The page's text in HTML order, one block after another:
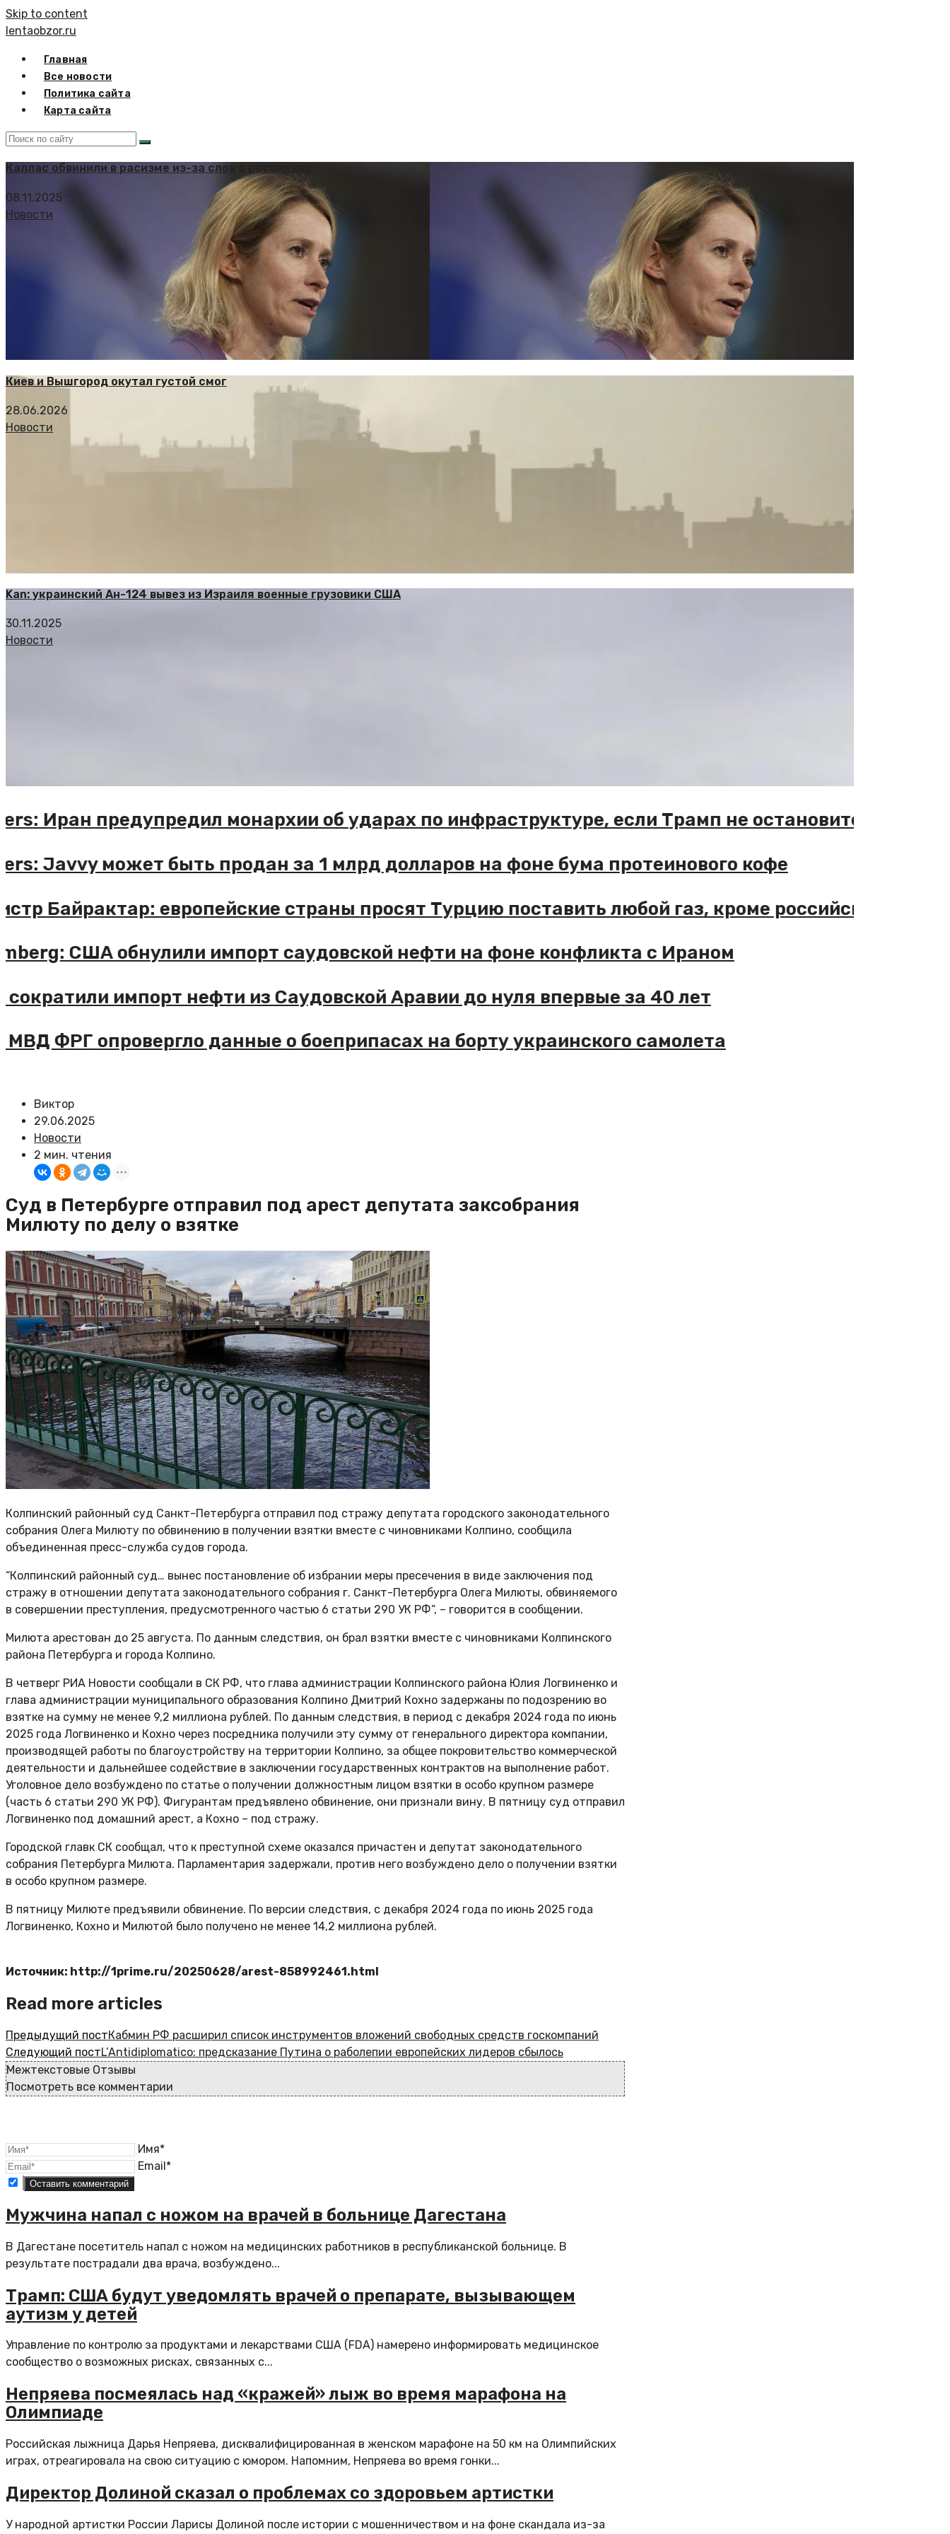
Skip to content
lentaobzor.ru
Главная
Все новости
Политика сайта
Карта сайта
Каллас обвинили в расизме из-за слов о россиянах
08.11.2025
Новости
Киев и Вышгород окутал густой смог
28.06.2026
Новости
Kan: украинский Ан-124 вывез из Израиля военные грузовики США
30.11.2025
Новости
Иран предупредил монархии об ударах по инфраструктуре, если Трамп не остановится
Javvy может быть продан за 1 млрд долларов на фоне бума протеинового кофе
Байрактар: европейские страны просят Турцию поставить любой газ, кроме российского
США обнулили импорт саудовской нефти на фоне конфликта с Ираном
сократили импорт нефти из Саудовской Аравии до нуля впервые за 40 лет
МВД ФРГ опровергло данные о боеприпасах на борту украинского самолета
Виктор
29.06.2025
Новости
2 мин. чтения
Суд в Петербурге отправил под арест депутата заксобрания
Милюту по делу о взятке
Колпинский районный суд Санкт-Петербурга отправил под стражу депутата городского законодательного
собрания Олега Милюту по обвинению в получении взятки вместе с чиновниками Колпино, сообщила
объединенная пресс-служба судов города.
“Колпинский районный суд… вынес постановление об избрании меры пресечения в виде заключения под
стражу в отношении депутата законодательного собрания г. Санкт-Петербурга Олега Милюты, обвиняемого
в совершении преступления, предусмотренного частью 6 статьи 290 УК РФ”, – говорится в сообщении.
Милюта арестован до 25 августа. По данным следствия, он брал взятки вместе с чиновниками Колпинского
района Петербурга и города Колпино.
В четверг РИА Новости сообщали в СК РФ, что глава администрации Колпинского района Юлия Логвиненко и
глава администрации муниципального образования Колпино Дмитрий Кохно задержаны по подозрению во
взятке на сумму не менее 9,2 миллиона рублей. По данным следствия, в период с декабря 2024 года по июнь
2025 года Логвиненко и Кохно через посредника получили эту сумму от генерального директора компании,
производящей работы по благоустройству на территории Колпино, за общее покровительство коммерческой
деятельности и дальнейшее содействие в заключении государственных контрактов на выполнение работ.
Уголовное дело возбуждено по статье о получении должностным лицом взятки в особо крупном размере
(часть 6 статьи 290 УК РФ). Фигурантам предъявлено обвинение, они признали вину. В пятницу суд отправил
Логвиненко под домашний арест, а Кохно – под стражу.
Городской главк СК сообщал, что к преступной схеме оказался причастен и депутат законодательного
собрания Петербурга Милюта. Парламентария задержали, против него возбуждено дело о получении взятки
в особо крупном размере.
В пятницу Милюте предъявили обвинение. По версии следствия, с декабря 2024 года по июнь 2025 года
Логвиненко, Кохно и Милютой было получено не менее 14,2 миллиона рублей.
Источник: http://1prime.ru/20250628/arest-858992461.html
Read more articles
Предыдущий постКабмин РФ расширил список инструментов вложений свободных средств госкомпаний
Следующий постL’Antidiplomatico: предсказание Путина о раболепии европейских лидеров сбылось
Межтекстовые Отзывы
Посмотреть все комментарии
Имя*
Email*
Мужчина напал с ножом на врачей в больнице Дагестана
В Дагестане посетитель напал с ножом на медицинских работников в республиканской больнице. В
результате пострадали два врача, возбуждено...
Трамп: США будут уведомлять врачей о препарате, вызывающем
аутизм у детей
Управление по контролю за продуктами и лекарствами США (FDA) намерено информировать медицинское
сообщество о возможных рисках, связанных с...
Непряева посмеялась над «кражей» лыж во время марафона на
Олимпиаде
Российская лыжница Дарья Непряева, дисквалифицированная в женском марафоне на 50 км на Олимпийских
играх, отреагировала на свою ситуацию с юмором. Напомним, Непряева во время гонки...
Директор Долиной сказал о проблемах со здоровьем артистки
У народной артистки России Ларисы Долиной после истории с мошенничеством и на фоне скандала из-за